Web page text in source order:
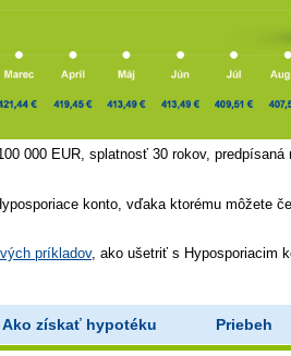
000 EUR, splatnosť 30 rokov,
konto, vďaka ktorému môžete
príkladov, ako ušetriť s Hyposporiacim
Ako získať hypotéku Priebeh